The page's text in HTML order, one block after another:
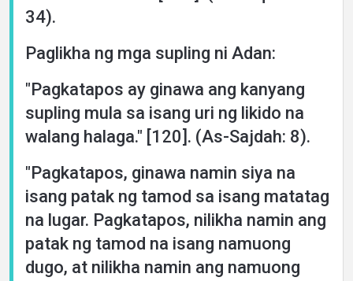
34).
Paglikha ng mga supling ni Adan:
"Pagkatapos ay ginawa ang kanyang
supling mula sa isang uri ng likido na
walang halaga." [120]. (As-Sajdah: 8).
"Pagkatapos, ginawa namin siya na
isang patak ng tamod sa isang matatag
na lugar. Pagkatapos, nilikha namin ang
patak ng tamod na isang namuong
dugo, at nilikha namin ang namuong